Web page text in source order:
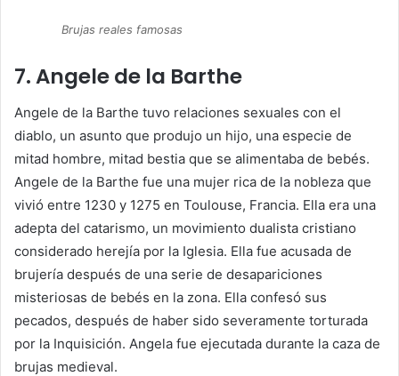
Brujas reales famosas
7. Angele de la Barthe
Angele de la Barthe tuvo relaciones sexuales con el
diablo, un asunto que produjo un hijo, una especie de
mitad hombre, mitad bestia que se alimentaba de bebés.
Angele de la Barthe fue una mujer rica de la nobleza que
vivió entre 1230 y 1275 en Toulouse, Francia. Ella era una
adepta del catarismo, un movimiento dualista cristiano
considerado herejía por la Iglesia. Ella fue acusada de
brujería después de una serie de desapariciones
misteriosas de bebés en la zona. Ella confesó sus
pecados, después de haber sido severamente torturada
por la Inquisición. Angela fue ejecutada durante la caza de
brujas medieval.